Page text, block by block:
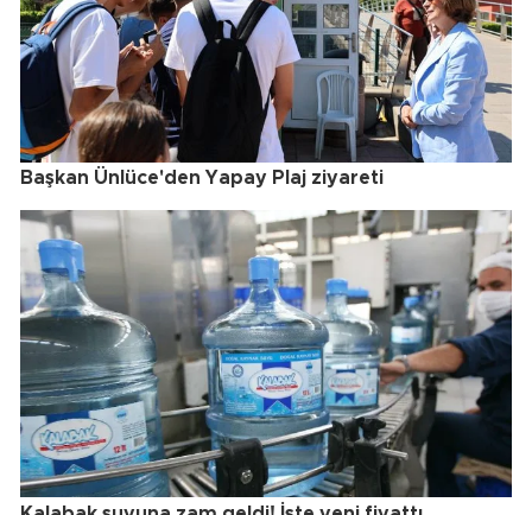
Başkan Ünlüce'den Yapay Plaj ziyareti